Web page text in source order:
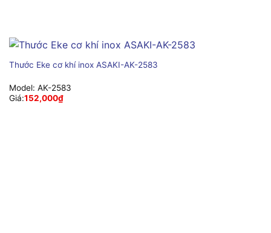
Thước Eke cơ khí inox ASAKI-AK-2583
Model: AK-2583
Giá:152,000₫